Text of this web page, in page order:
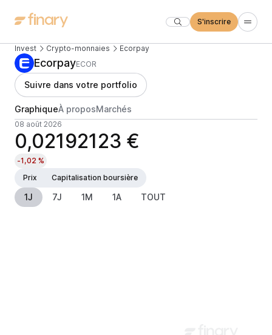
S'inscrire
Invest Crypto-monnaies Ecorpay
EcorpayECOR
Suivre dans votre portfolio
GraphiqueÀ proposMarchés
08 août 2026
0,02192123 €
-1,02 %
Prix
Capitalisation boursière
1J 7J 1M 1A TOUT